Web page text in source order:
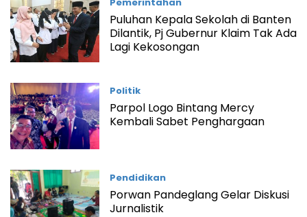
Puluhan Kepala Sekolah di Banten
Dilantik, Pj Gubernur Klaim Tak Ada
Lagi Kekosongan
Politik
Parpol Logo Bintang Mercy
Kembali Sabet Penghargaan
Pendidikan
Porwan Pandeglang Gelar Diskusi
Jurnalistik